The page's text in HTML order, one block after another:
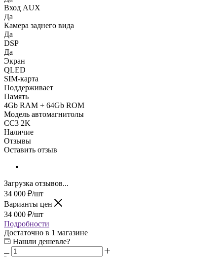
Вход AUX
Да
Камера заднего вида
Да
DSP
Да
Экран
QLED
SIM-карта
Поддерживает
Память
4Gb RAM + 64Gb ROM
Модель автомагнитолы
CC3 2K
Наличие
Отзывы
Оставить отзыв
Загрузка отзывов...
34 000 ₽/шт
Варианты цен
34 000 ₽/шт
Подробности
Достаточно в 1 магазине
Нашли дешевле?